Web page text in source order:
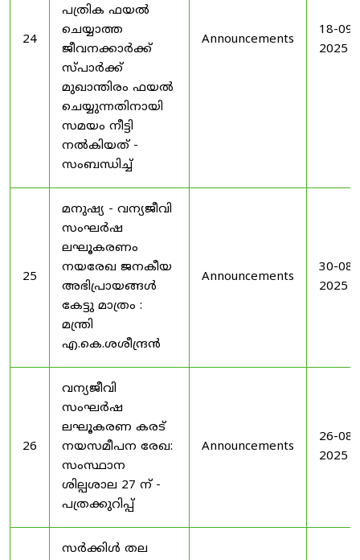
24
പത്രിക ഫയൽ
ചെയ്യാത്ത
ജീവനക്കാർക്ക്
സ്പാർക്ക്
മുഖാന്തിരം ഫയൽ
ചെയ്യുന്നതിനായി
സമയം നീട്ടി
നൽകിയത് -
സംബന്ധിച്ച്
Announcements
18-09-
2025
25
മനുഷ്യ - വന്യജീവി
സംഘർഷ
ലഘൂകരണം
നയരേഖ ജനകീയ
അഭിപ്രായങ്ങൾ
കേട്ടു മാത്രം :
മന്ത്രി
എ.കെ.ശശീന്ദ്രൻ
Announcements
30-08-
2025
26
വന്യജീവി
സംഘർഷ
ലഘൂകരണ കരട്
നയസമീപന രേഖ:
സംസ്ഥാന
ശില്പശാല 27 ന് -
പത്രക്കുറിപ്പ്
Announcements
26-08-
2025
സർക്കിൾ തല